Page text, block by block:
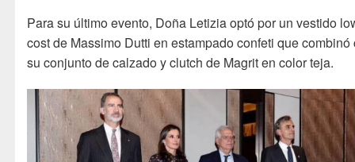
Para su último evento, Doña Letizia optó por un vestido
cost de Massimo Dutti en estampado confeti que combinó
su conjunto de calzado y clutch de Magrit en color teja.